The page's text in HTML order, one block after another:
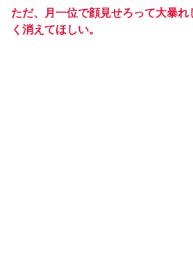
ただ、月一位で顔見せろって大暴
く消えてほしい。